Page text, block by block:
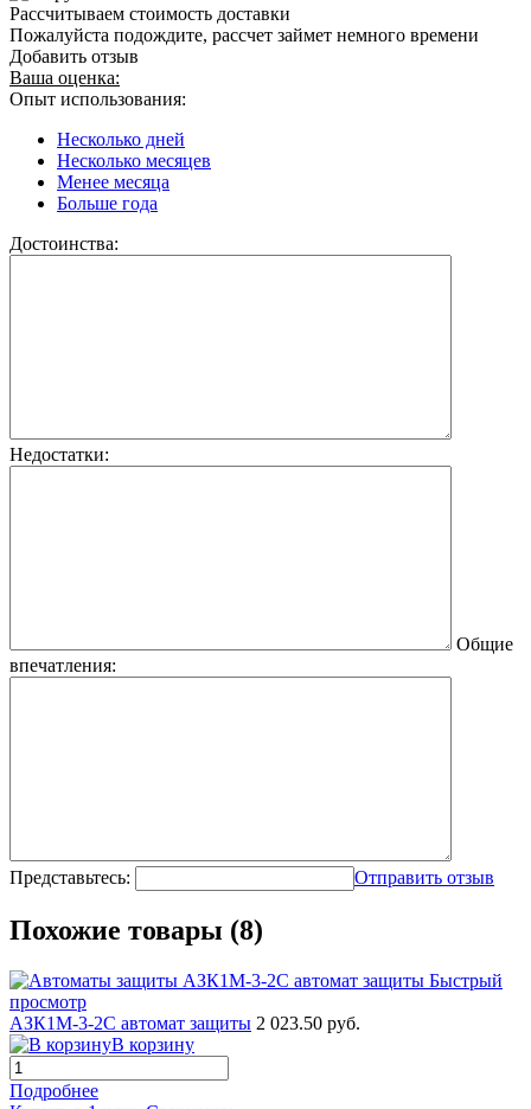
Рассчитываем стоимость доставки
Пожалуйста подождите, рассчет займет немного времени
Добавить отзыв
Ваша оценка:
Опыт использования:
Несколько дней
Несколько месяцев
Менее месяца
Больше года
Достоинства:
Недостатки:
Общие
впечатления:
Представьтесь: Отправить отзыв
Похожие товары (8)
Быстрый
просмотр
АЗК1М-3-2С автомат защиты 2 023.50 руб.
В корзину
Подробнее